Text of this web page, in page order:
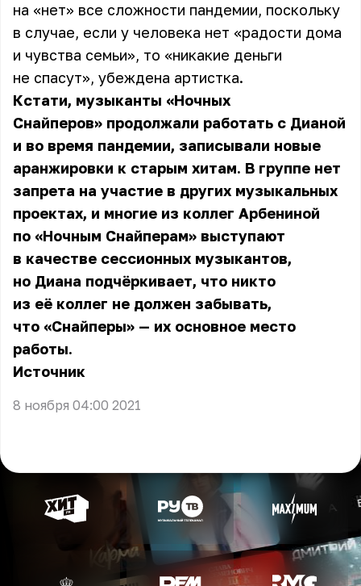
на «нет» все сложности пандемии, поскольку
в случае, если у человека нет «радости дома
и чувства семьи», то «никакие деньги
не спасут», убеждена артистка.
Кстати, музыканты «Ночных
Снайперов» продолжали работать с Дианой
и во время пандемии, записывали новые
аранжировки к старым хитам. В группе нет
запрета на участие в других музыкальных
проектах, и многие из коллег Арбениной
по «Ночным Снайперам» выступают
в качестве сессионных музыкантов,
но Диана подчёркивает, что никто
из её коллег не должен забывать,
что «Снайперы» — их основное место
работы.
Источник
8 ноября 04:00 2021